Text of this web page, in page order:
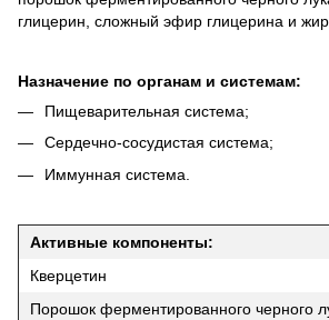
глицерин, сложный эфир глицерина и
Назначение по органам и системам:
Пищеварительная система;
Сердечно-сосудистая система;
Иммунная система.
Активные компоненты:
Кверцетин
Порошок ферментированного черного